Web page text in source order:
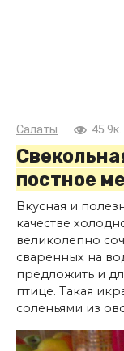
Салаты 45.9к.
постное
Вкусная и
качестве
великолепно
сваренных на
предложить и
птице. Такая
соленьями из